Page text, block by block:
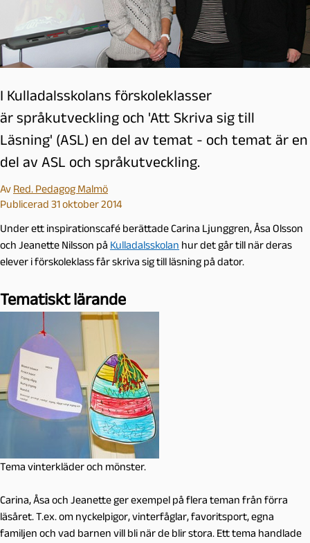
I Kulladalsskolans förskoleklasser
är språkutveckling och 'Att Skriva sig till
Läsning' (ASL) en del av temat - och temat är en
del av ASL och språkutveckling.
Av Red. Pedagog Malmö
Publicerad 31 oktober 2014
Under ett inspirationscafé berättade Carina Ljunggren, Åsa Olsson
och Jeanette Nilsson på Kulladalsskolan hur det går till när deras
elever i förskoleklass får skriva sig till läsning på dator.
Tematiskt lärande
Tema vinterkläder och mönster.
Carina, Åsa och Jeanette ger exempel på flera teman från förra
läsåret. T.ex. om nyckelpigor, vinterfåglar, favoritsport, egna
familjen och vad barnen vill bli när de blir stora. Ett tema handlade